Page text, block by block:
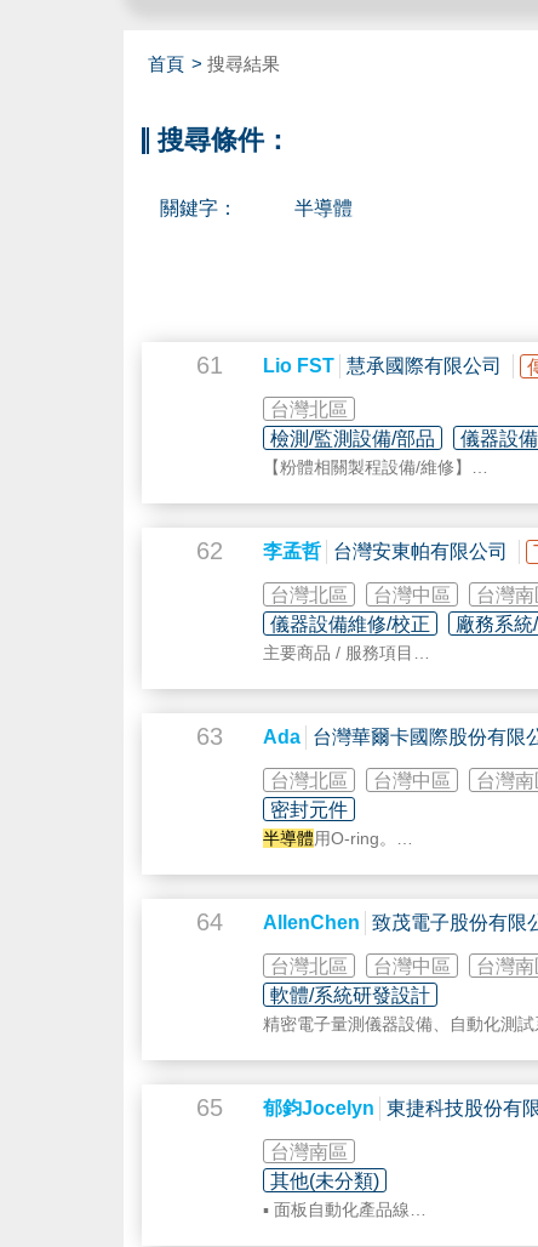
首頁 搜尋結果
搜尋條件：
關鍵字： 半導體
61 Lio FST 慧承國際有限公司
台灣北區
檢測/監測設備/部品
儀器設
【粉體相關製程設備/維修】
【毒性氣體偵測器】
【熱分析儀】
【稀土原物料、氧化鋯球與各式材料
62 李孟哲 台灣安東帕有限公司
台灣北區 台灣中區
台灣南
儀器設備維修/校正
廠務系
主要商品 / 服務項目
涵蓋客戶範圍:石化產業、製藥業、
理、學術研究單位
63 Ada 台灣華爾卡國際股份有限
台灣北區 台灣中區
台灣南
密封元件
半導體用O-ring。
64 AllenChen 致茂電子股份有限
台灣北區 台灣中區 台灣南
軟體/系統研發設計
精密電子量測儀器設備、自動化測
電溫控、自動光學檢測、智慧製造
65 郁鈞Jocelyn 東捷科技股份有
台灣南區
其他(未分類)
▪ 面板自動化產品線